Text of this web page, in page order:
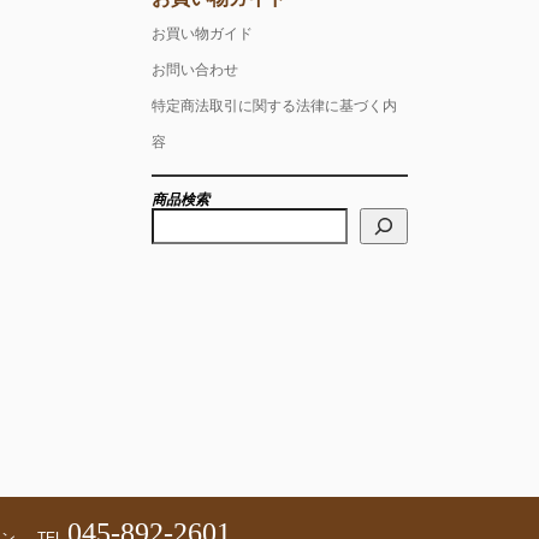
お買い物ガイド
お問い合わせ
特定商法取引に関する法律に基づく内
容
商品検索
索